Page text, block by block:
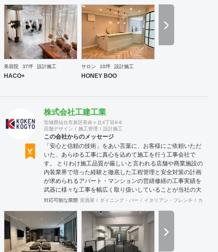
工案件、設計＋造作物の案件、施工案件、造作物制作など、
多様な請負形態が可能です。工場では金属を中心にさまざま
な素材を用いた制作が可能で、例えば通常デザイン性とは無
縁な特定防火設備（鉄扉）などにも高いデザイン性を施すこ
とも可能です。 GRIDFRAME とりかえのきかない空間
https://gridframe.co.jp/ Synes(シネス) 霧のようなやわらか
込む空間 https://sotochiku.com/
美容院 37坪 設計施工
HACO+
サロン 10坪 設計施工
HONEY BOO
株式会社工建工業
宮城県仙台市泉区長命ヶ丘4丁目9-6
店舗デザイン
施工管理 設計施工
この会社からのメッセージ
「安心と信頼の技術」をあい言葉に、お客様にご依頼いただ
いた、あらゆる工事に真心を込めて施工を行う工事会社で
す。 とりわけ施工品質が厳しいと言われる店舗や商業施設の
内装業界で培った経験と徹底した工程管理と安全対策の計画
が求められるアパート・マンションの営繕修繕の工事実績を
武器に様々な工事を幅広く取り扱いしていることが当社の大
きな特徴です。
対応可能な業態 居酒屋 ダイニング・バー イタリアン・フレンチ カフェ